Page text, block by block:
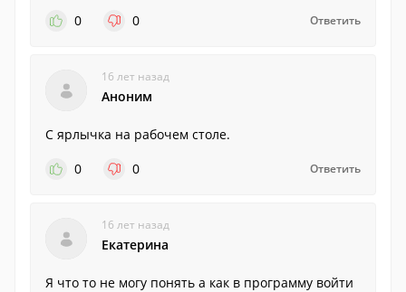
0
0 Ответить
16 лет назад
Аноним
С ярлычка на рабочем столе.
0
0 Ответить
16 лет назад
Екатерина
Я что то не могу понять а как в программу войти